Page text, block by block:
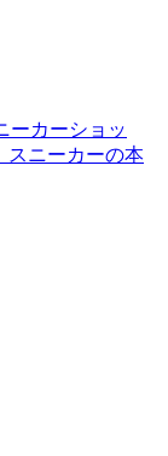
ーカーショッ
スニーカーの本